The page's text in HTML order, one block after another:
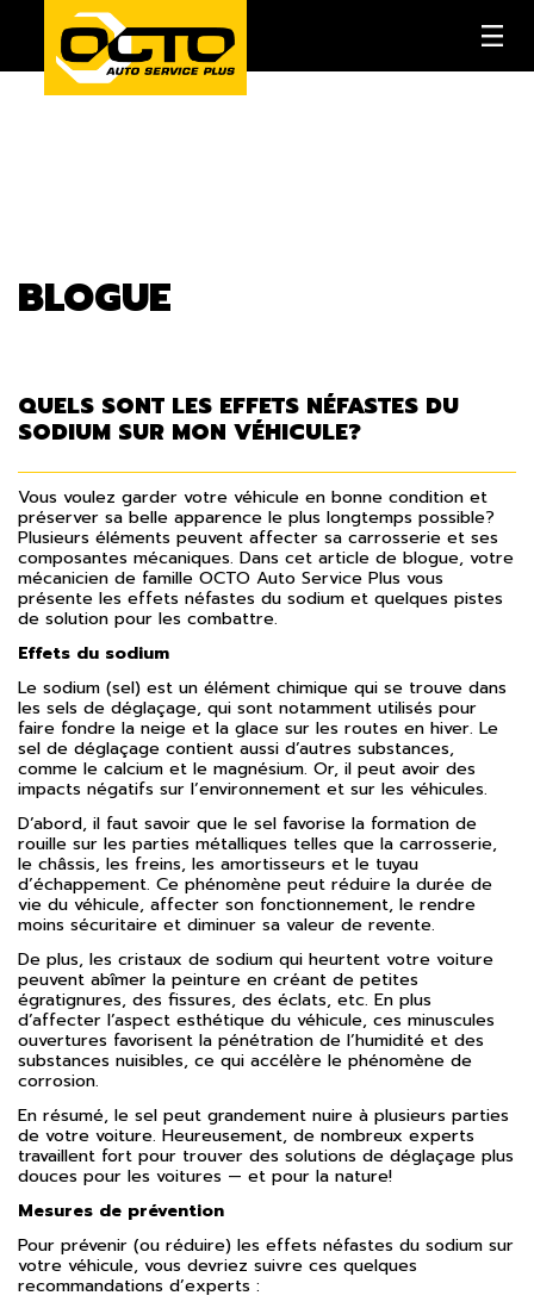
BLOGUE
QUELS SONT LES EFFETS NÉFASTES DU
SODIUM SUR MON VÉHICULE?
Vous voulez garder votre véhicule en bonne condition et
préserver sa belle apparence le plus longtemps possible?
Plusieurs éléments peuvent affecter sa carrosserie et ses
composantes mécaniques. Dans cet article de blogue, votre
mécanicien de famille OCTO Auto Service Plus vous
présente les effets néfastes du sodium et quelques pistes
de solution pour les combattre.
Effets du sodium
Le sodium (sel) est un élément chimique qui se trouve dans
les sels de déglaçage, qui sont notamment utilisés pour
faire fondre la neige et la glace sur les routes en hiver. Le
sel de déglaçage contient aussi d’autres substances,
comme le calcium et le magnésium. Or, il peut avoir des
impacts négatifs sur l’environnement et sur les véhicules.
D’abord, il faut savoir que le sel favorise la formation de
rouille sur les parties métalliques telles que la carrosserie,
le châssis, les freins, les amortisseurs et le tuyau
d’échappement. Ce phénomène peut réduire la durée de
vie du véhicule, affecter son fonctionnement, le rendre
moins sécuritaire et diminuer sa valeur de revente.
De plus, les cristaux de sodium qui heurtent votre voiture
peuvent abîmer la peinture en créant de petites
égratignures, des fissures, des éclats, etc. En plus
d’affecter l’aspect esthétique du véhicule, ces minuscules
ouvertures favorisent la pénétration de l’humidité et des
substances nuisibles, ce qui accélère le phénomène de
corrosion.
En résumé, le sel peut grandement nuire à plusieurs parties
de votre voiture. Heureusement, de nombreux experts
travaillent fort pour trouver des solutions de déglaçage plus
douces pour les voitures — et pour la nature!
Mesures de prévention
Pour prévenir (ou réduire) les effets néfastes du sodium sur
votre véhicule, vous devriez suivre ces quelques
recommandations d’experts :